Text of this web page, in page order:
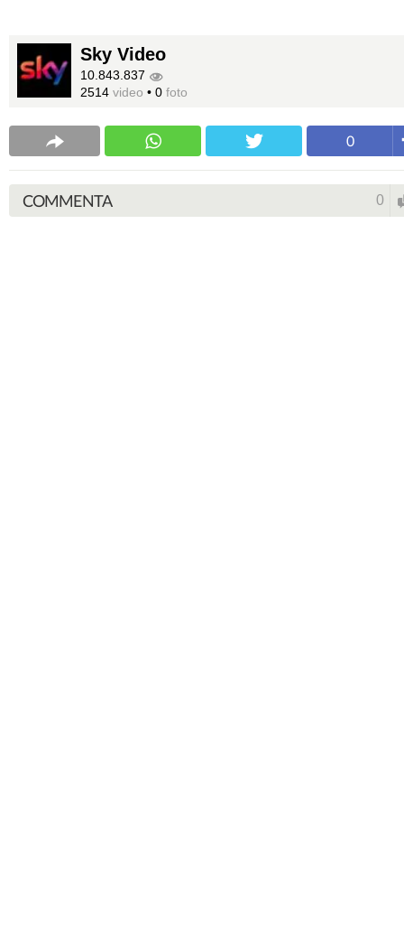
Sky Video
10.843.837
2514 video • 0 foto
0
COMMENTA 0